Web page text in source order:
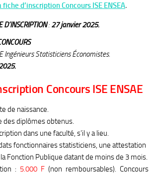
d’inscription Concours ISE ENSEA.
D’INSCRIPTION:27 janvier 2025.
Ingénieurs Statisticiens Économistes.
Concours ISE ENSAE
de naissance.
des diplômes obtenus.
dans une faculté, s’il y a lieu.
fonctionnaires statisticiens, une attestation
Fonction Publique datant de moins de 3 mois.
: 5.000 F (non remboursables). Concours